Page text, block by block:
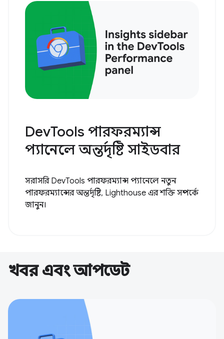
DevTools পারফরম্যান্স
প্যানেলে অন্তর্দৃষ্টি সাইডবার
সরাসরি DevTools পারফরম্যান্স প্যানেলে নতুন
পারফরম্যান্সের অন্তর্দৃষ্টি, Lighthouse এর শক্তি সম্পর্কে
জানুন।
খবর এবং আপডেট